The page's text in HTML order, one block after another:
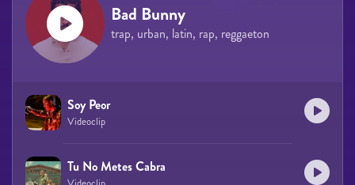
Bad Bunny
trap, urban, latin, rap, reggaeton
Soy Peor
Videoclip
Tu No Metes Cabra